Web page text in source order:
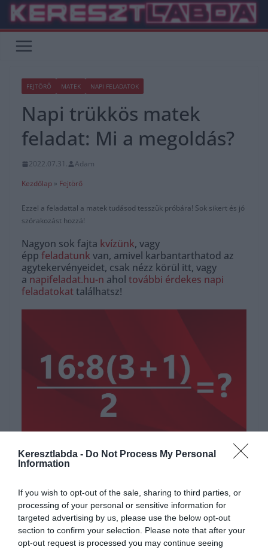
Keresztlabda - Do Not Process My Personal
Information
If you wish to opt-out of the sale, sharing to third parties, or
processing of your personal or sensitive information for
targeted advertising by us, please use the below opt-out
section to confirm your selection. Please note that after your
opt-out request is processed you may continue seeing
Skip
content
FEJTÖRŐ MATEK NAPI FELADATOK
Napi trükkös matek
feladat: Mi a megoldás?
2022.07.31.
Adam
Kezdőlap » Fejtörő
Ezzel a feladattal a matek tudásod tesszük próbára! Sok sikert és jó
szórakozást hozzá!
Nagyon sok fajta kvízünk, vagy
épp feladatunk van, amivel karbantarthatod az
agytekervényeidet, csak nézz körül itt, vagy
a napifeladat.hu-n ahol további érdekes napi
feladatokattalálhatsz!